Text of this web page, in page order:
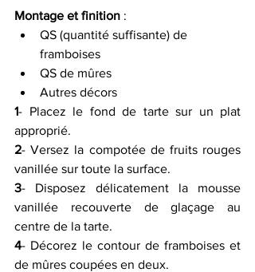
Montage et finition :
QS (quantité suffisante) de
framboises
QS de mûres
Autres décors
1- Placez le fond de tarte sur un plat
approprié.
2- Versez la compotée de fruits rouges
vanillée sur toute la surface.
3- Disposez délicatement la mousse
vanillée recouverte de glaçage au
centre de la tarte.
4- Décorez le contour de framboises et
de mûres coupées en deux.